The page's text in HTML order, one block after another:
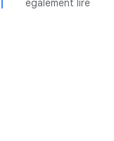
également lire